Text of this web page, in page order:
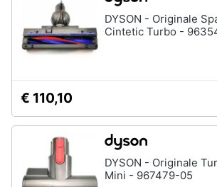
DYSON - Originale
Cintetic Turbo -
€ 110,10
DYSON - Originale
Mini - 967479-05